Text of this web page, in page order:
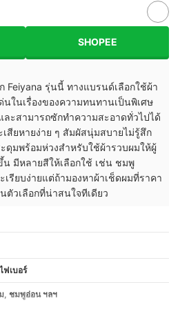
SHOPEE
Feiyana รุ่นนี้ ทางแบรนด์เลือกใช้ผ้า
นในเรื่องของความทนทานเป็นพิเศษ
ะสามารถซักทำความสะอาดทั่วไปได้
เสียหายง่าย ๆ สัมผัสนุ่มสบายไม่รู้สึก
ดุมพร้อมห่วงสำหรับใช้ผ้ารวบผมให้ผู้
มีหลายสีให้เลือกใช้ เช่น ชมพู
รียบง่ายแต่ถ้ามองหาผ้าเช็ดผมที่ราคา
วเลือกที่น่าสนใจทีเดียว
ฟเบอร์
, ชมพูอ่อน ฯลฯ